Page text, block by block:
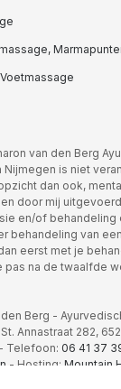
van den Berg
Nijmegen is niet
dan ook,
door mij
en/of behandeling
behandeling van
eerst met je
pas na de twaalfde
Berg -
Annastraat 282,
Telefoon: 06 41 37
- Hosting: Mountain